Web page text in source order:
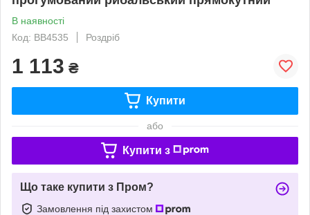
В наявності
Код: BB4535
Роздріб
1 113 ₴
Купити
або
Купити з
Що таке купити з Пром?
Замовлення під захистом